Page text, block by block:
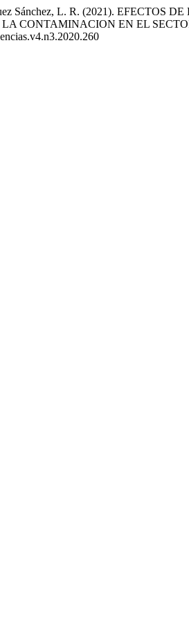
Sánchez, L. R. (2021).
CONTAMINACION EN EL